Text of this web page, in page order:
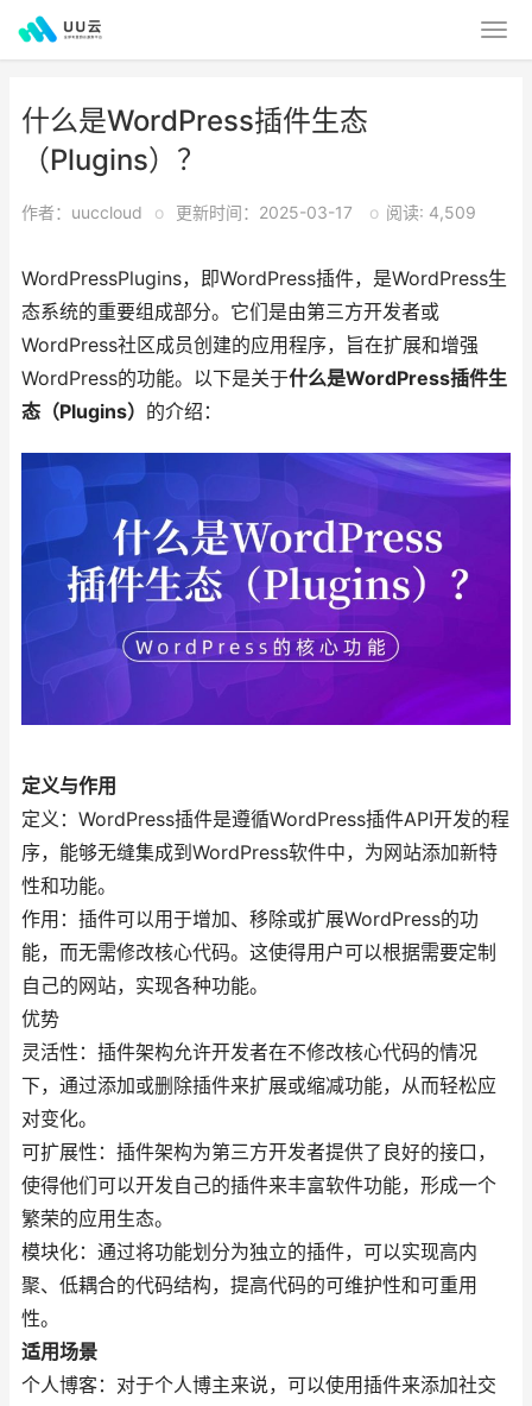
什么是WordPress插件生态
（Plugins）？
作者：uuccloud o 更新时间：2025-03-17 o 阅读: 4,509
WordPressPlugins，即WordPress插件，是WordPress生
态系统的重要组成部分。它们是由第三方开发者或
WordPress社区成员创建的应用程序，旨在扩展和增强
WordPress的功能。以下是关于什么是WordPress插件生
态（Plugins） 的介绍：
定义与作用
定义：WordPress插件是遵循WordPress插件API开发的程
序，能够无缝集成到WordPress软件中，为网站添加新特
性和功能。
作用：插件可以用于增加、移除或扩展WordPress的功
能，而无需修改核心代码。这使得用户可以根据需要定制
自己的网站，实现各种功能。
优势
灵活性：插件架构允许开发者在不修改核心代码的情况
下，通过添加或删除插件来扩展或缩减功能，从而轻松应
对变化。
可扩展性：插件架构为第三方开发者提供了良好的接口，
使得他们可以开发自己的插件来丰富软件功能，形成一个
繁荣的应用生态。
模块化：通过将功能划分为独立的插件，可以实现高内
聚、低耦合的代码结构，提高代码的可维护性和可重用
性。
适用场景
个人博客：对于个人博主来说，可以使用插件来添加社交